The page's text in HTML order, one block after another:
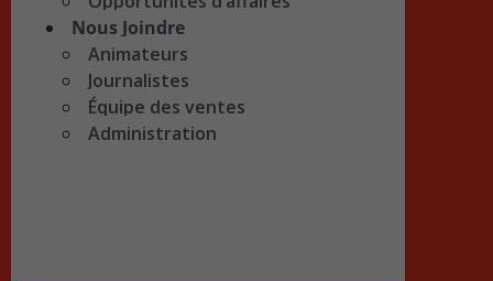
Nous Joindre
Animateurs
Journalistes
Équipe des ventes
Administration